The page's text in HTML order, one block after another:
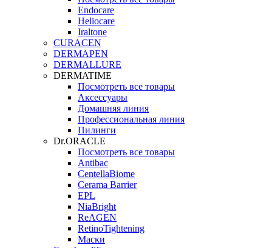
Endocare
Heliocare
Iraltone
CURACEN
DERMAPEN
DERMALLURE
DERMATIME
Посмотреть все товары
Аксессуары
Домашняя линия
Профессиональная линия
Пилинги
Dr.ORACLE
Посмотреть все товары
Antibac
CentellaBiome
Cerama Barrier
EPL
NiaBright
ReAGEN
RetinoTightening
Маски